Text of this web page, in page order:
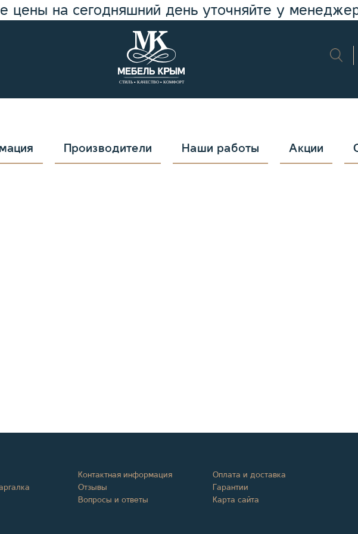
цены на сегодняшний день уточняйте у
Производители Наши работы Акции
Контактная информация
Отзывы
Вопросы и ответы
Оплата и доставка
Гарантии
Карта сайта